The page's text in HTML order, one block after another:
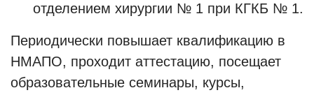
отделением хирургии № 1 при КГКБ № 1.
Периодически повышает квалификацию в
НМАПО, проходит аттестацию, посещает
образовательные семинары, курсы,